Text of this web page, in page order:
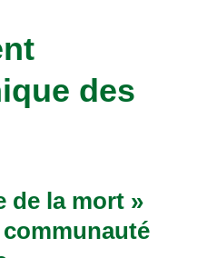
des
de la mort »